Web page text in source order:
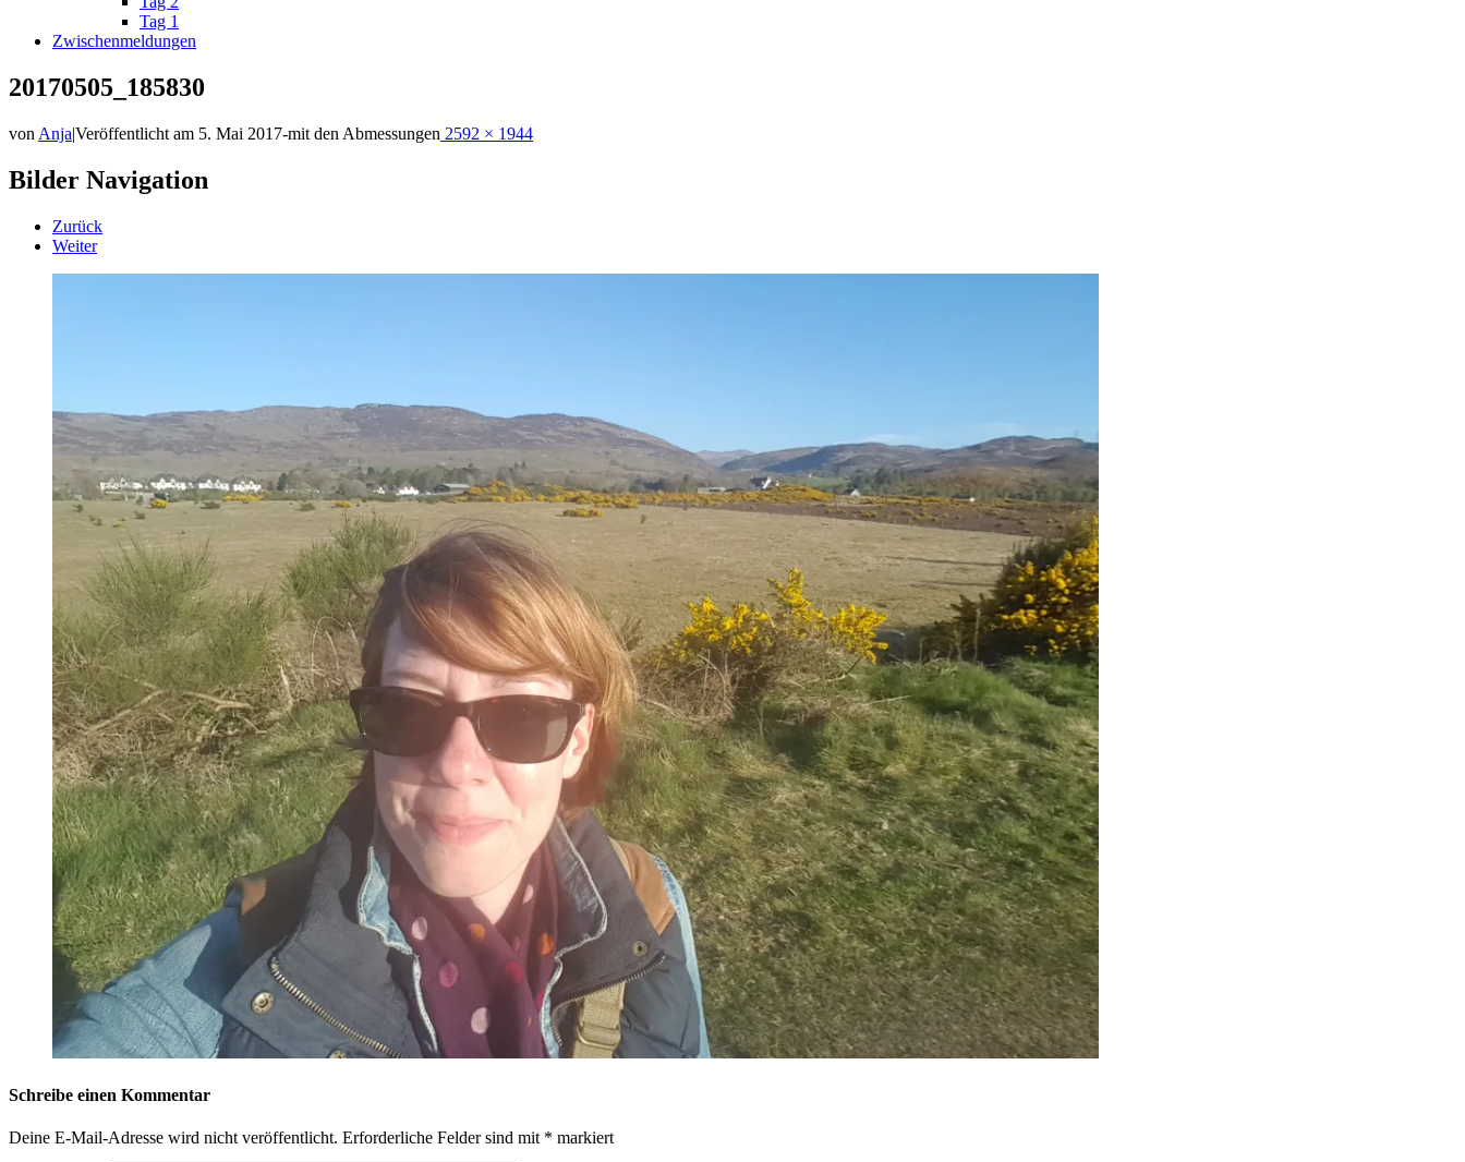
Tag 1
Zwischenmeldungen
20170505_185830
von Anja|Veröffentlicht am 5. Mai 2017-mit den Abmessungen 2592 × 1944
Bilder Navigation
Zurück
Weiter
Schreibe einen Kommentar
Deine E-Mail-Adresse wird nicht veröffentlicht. Erforderliche Felder sind mit * markiert